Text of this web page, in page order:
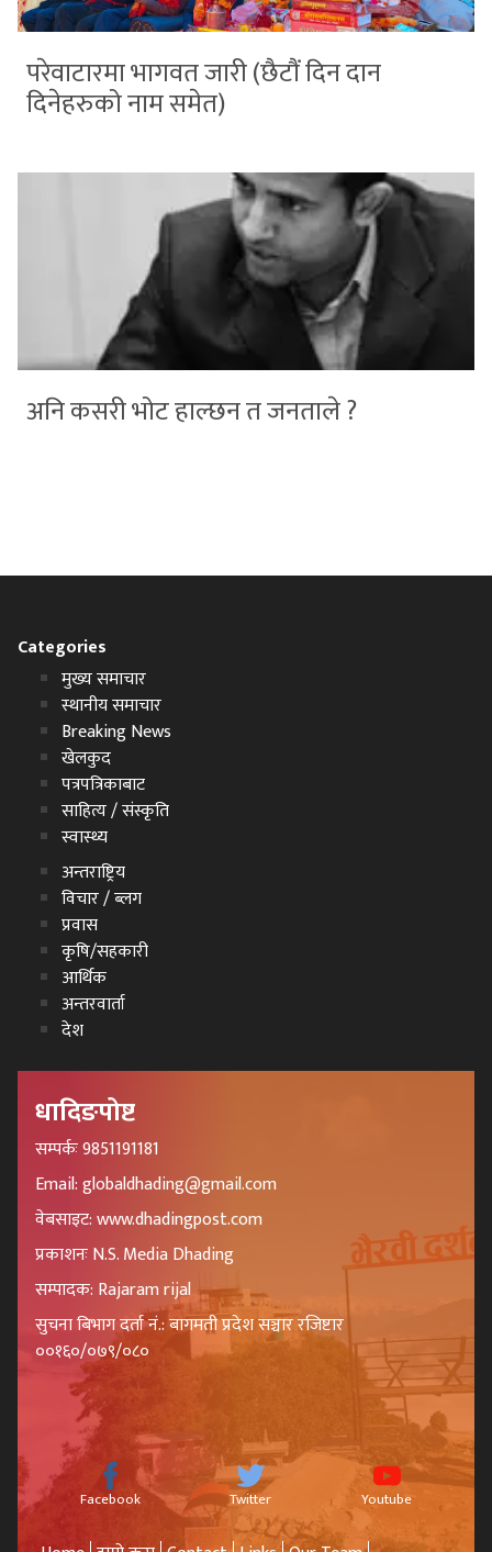
परेवाटारमा भागवत जारी (छैटौं दिन दान
दिनेहरुको नाम समेत)
अनि कसरी भोट हाल्छन त जनताले ?
Categories
मुख्य समाचार
स्थानीय समाचार
Breaking News
खेलकुद
पत्रपत्रिकाबाट
साहित्य / संस्कृति
स्वास्थ्य
अन्तराष्ट्रिय
विचार / ब्लग
प्रवास
कृषि/सहकारी
आर्थिक
अन्तरवार्ता
देश
धादिङपोष्ट
सम्पर्कः 9851191181
Email: globaldhading@gmail.com
वेबसाइट: www.dhadingpost.com
प्रकाशनः N.S. Media Dhading
सम्पादक: Rajaram rijal
सुचना बिभाग दर्ता नं.: बागमती प्रदेश सञ्चार रजिष्टार
००१६०/०७९/०८०
Facebook Twitter Youtube